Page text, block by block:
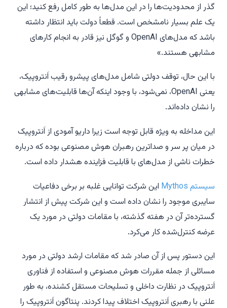
گذر از محدودیت‌ها را در این مدل‌ها به طور کامل رفع کنید؛ این
یک علم بسیار نامشخص است. قطعاً دولت باید انتظار داشته
باشد که مدل‌های OpenAI و گوگل نیز قادر به انجام کارهای
مشابهی هستند.»
با این حال، توقف دولتی شامل مدل‌های پیشرو رقیب اَنتروپیک،
یعنی OpenAI، نمی‌شود، با وجود اینکه آن‌ها قابلیت‌های مشابهی
را نشان داده‌اند.
این مداخله به ویژه قابل توجه است زیرا داریو آمودی از اَنتروپیک
در میان پر سر و صداترین رهبران هوش مصنوعی بوده که درباره
خطرات ناشی از مدل‌های با قابلیت فزاینده هشدار داده است.
سیستم Mythos
این شرکت توانایی غلبه بر برخی دفاعیات
سایبری موجود را نشان داده است و این شرکت پیش از انتشار
گسترده‌تر آن در هفته گذشته، با مقامات دولتی در مورد یک
عرضه کنترل‌شده کار می‌کرد.
این دستور پس از آن صادر شد که مقامات ارشد دولتی در مورد
مسائلی از جمله مقررات هوش مصنوعی و استفاده از فناوری
اَنتروپیک در نظارت داخلی و تسلیحات مستقل کشنده، به طور
علنی با رهبری اَنتروپیک اختلاف پیدا کردند. پنتاگون اَنتروپیک را